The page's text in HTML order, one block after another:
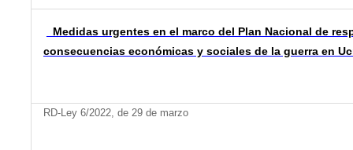
Medidas urgentes en el marco del Plan Nacional de
consecuencias económicas y sociales de la guerra en
RD-Ley 6/2022, de 29 de marzo